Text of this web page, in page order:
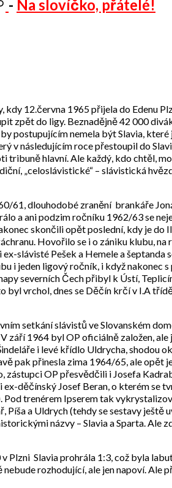
- Na slovíčko, přátelé!
kdy 12.června 1965 přijela do Edenu
zpět do ligy. Beznadějně 42 000
postupujícím nemela být Slavia, které
v následujícím roce přestoupil do
tribuně hlavní. Ale každý, kdo chtěl,
„celoslávistické“ – slávistická
61, dlouhodobé zranění brankáře
a ani podzim ročníku 1962/63 se
skončili opět poslední, kdy je do
Hovořilo se i o zániku klubu, na
slávisté Pešek a Hemele a šeptanda
i jeden ligový ročník, i když nakonec
severních Čech přibyl k Ústí,
byl vrchol, dnes se Děčín krčí v I.A
setkání slávistů ve Slovanském
září 1964 byl OP oficiálně založen, ale
i levé křídlo Uldrycha, shodou
pak přinesla zima 1964/65, ale opět
zástupci OP přesvědčili i Josefa
děčínský Josef Beran, o kterém se
trenérem Ipserem tak
Píša a Uldrych (tehdy se sestavy ještě
názvy – Slavia a Sparta. Ale
Plzni Slavia prohrála 1:3, což byla
rozhodující, ale jen napoví. Ale